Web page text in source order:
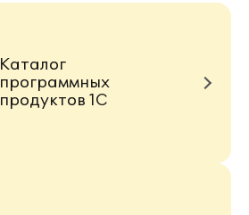
Каталог
программных
продуктов 1С